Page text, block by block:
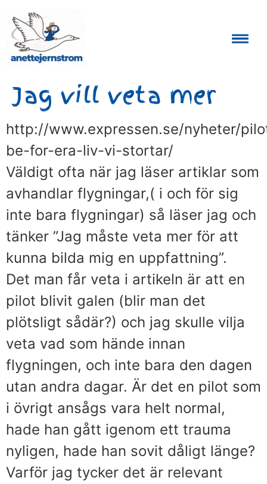
Jag vill veta mer
http://www.expressen.se/nyheter/
be-for-era-liv-vi-stortar/
Väldigt ofta när jag läser artiklar som
avhandlar flygningar,( i och för sig
inte bara flygningar) så läser jag och
tänker ”Jag måste veta mer för att
kunna bilda mig en uppfattning”.
Det man får veta i artikeln är att en
pilot blivit galen (blir man det
plötsligt sådär?) och jag skulle vilja
veta vad som hände innan
flygningen, och inte bara den dagen
utan andra dagar. Är det en pilot som
i övrigt ansågs vara helt normal,
hade han gått igenom ett trauma
nyligen, hade han sovit dåligt länge?
Varför jag tycker det är relevant